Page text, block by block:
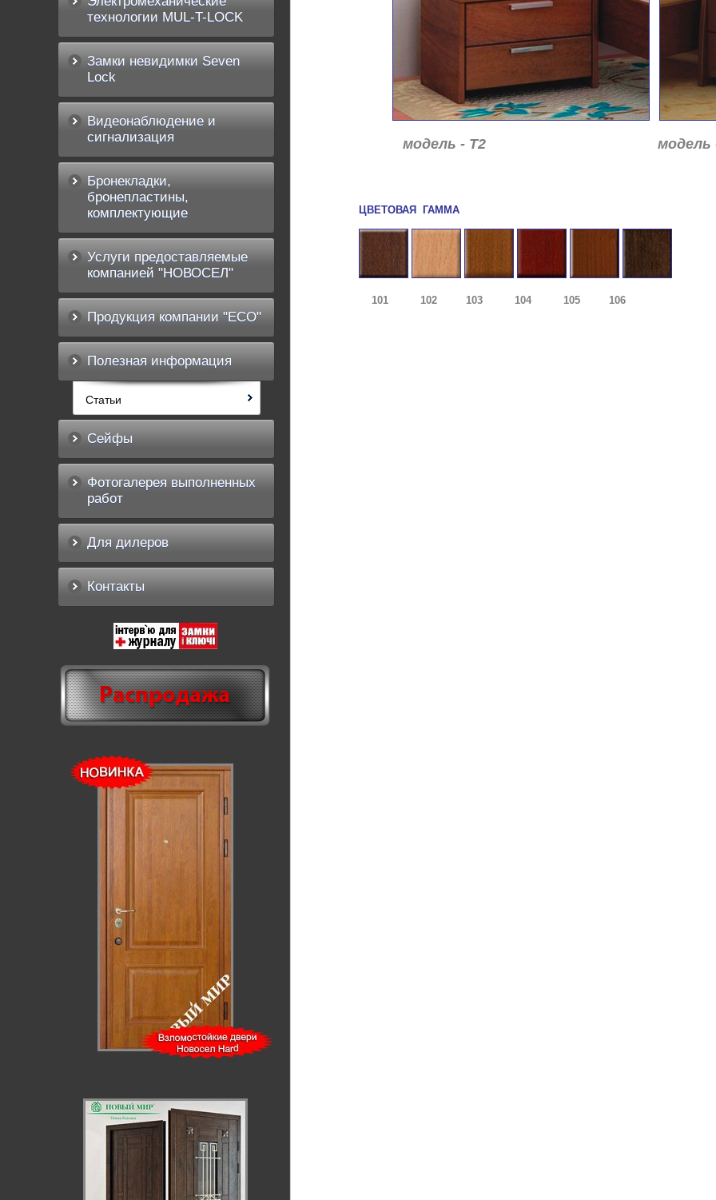
технологии MUL-T-LOCK
Замки невидимки Seven
Lock
Видеонаблюдение и
сигнализация
Бронекладки,
бронепластины,
комплектующие
Услуги предоставляемые
компанией "НОВОСЕЛ"
Продукция компании "ECO"
Полезная информация
Статьи
Сейфы
Фотогалерея выполненных
работ
Для дилеров
Контакты
модель - Т2 модель
ЦВЕТОВАЯ ГАММА
101 102 103 104 105 106